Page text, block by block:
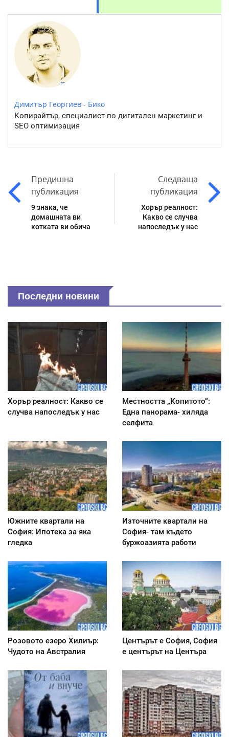
Димитър Георгиев - Бико
Копирайтър, специалист по дигитален маркетинг и
SEO оптимизация
Предишна
публикация
9 знака, че
домашната ви
котката ви обича
Следваща
публикация
Хорър реалност:
Какво се случва
напоследък у нас
Последни новини
Хорър реалност: Какво се
случва напоследък у нас
Местността „Копитото“:
Една панорама- хиляда
селфита
Южните квартали на
София: Ипотека за яка
гледка
Източните квартали на
София- там където
буржоазията работи
Розовото езеро Хилиър:
Чудото на Австралия
Центърът е София, София
е центърът на Центъра